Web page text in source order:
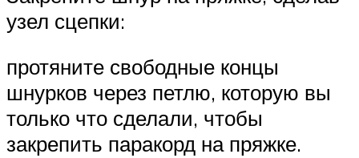
узел сцепки:
протяните свободные концы
шнурков через петлю, которую вы
только что сделали, чтобы
закрепить паракорд на пряжке.